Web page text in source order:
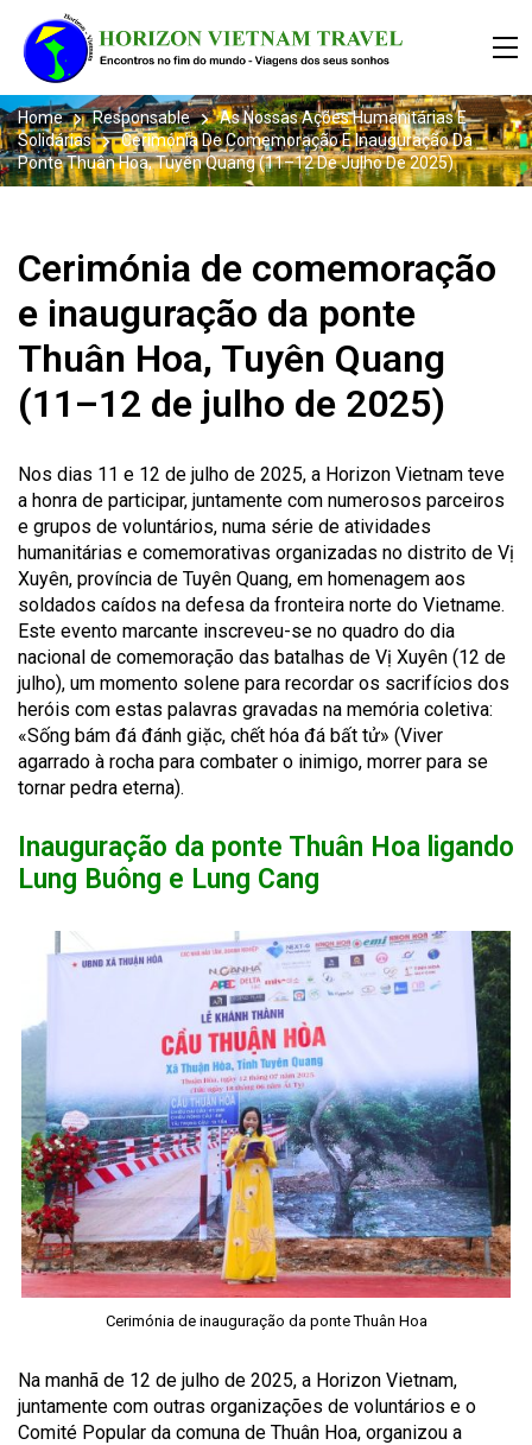
Home Responsable
As Nossas Ações Humanitárias E
Solidárias
Cerimónia De Comemoração E Inauguração Da
Ponte Thuân Hoa, Tuyên Quang (11–12 De Julho De 2025)
Cerimónia de comemoração
e inauguração da ponte
Thuân Hoa, Tuyên Quang
(11–12 de julho de 2025)
Nos dias 11 e 12 de julho de 2025, a Horizon Vietnam teve
a honra de participar, juntamente com numerosos parceiros
e grupos de voluntários, numa série de atividades
humanitárias e comemorativas organizadas no distrito de Vị
Xuyên, província de Tuyên Quang, em homenagem aos
soldados caídos na defesa da fronteira norte do Vietname.
Este evento marcante inscreveu-se no quadro do dia
nacional de comemoração das batalhas de Vị Xuyên (12 de
julho), um momento solene para recordar os sacrifícios dos
heróis com estas palavras gravadas na memória coletiva:
«Sống bám đá đánh giặc, chết hóa đá bất tử» (Viver
agarrado à rocha para combater o inimigo, morrer para se
tornar pedra eterna).
Inauguração da ponte Thuân Hoa ligando
Lung Buông e Lung Cang
Cerimónia de inauguração da ponte Thuân Hoa
Na manhã de 12 de julho de 2025, a Horizon Vietnam,
juntamente com outras organizações de voluntários e o
Comité Popular da comuna de Thuân Hoa, organizou a